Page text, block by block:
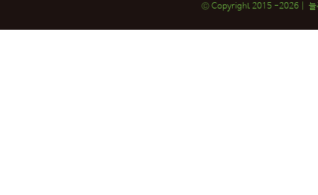
© Copyright 2015 -2026 | 늘